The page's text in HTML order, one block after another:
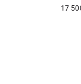
17